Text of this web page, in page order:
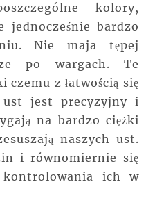
kolory,
jednocześnie bardzo
Nie maja tępej
po wargach. Te
z łatwością się
jest precyzyjny i
na bardzo ciężki
naszych ust.
i równomiernie się
ich w